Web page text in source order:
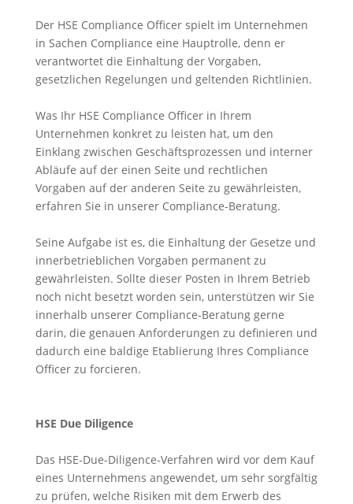
Der HSE Compliance Officer spielt im Unternehmen
in Sachen Compliance eine Hauptrolle, denn er
verantwortet die Einhaltung der Vorgaben,
gesetzlichen Regelungen und geltenden Richtlinien.
Was Ihr HSE Compliance Officer in Ihrem
Unternehmen konkret zu leisten hat, um den
Einklang zwischen Geschäftsprozessen und interner
Abläufe auf der einen Seite und rechtlichen
Vorgaben auf der anderen Seite zu gewährleisten,
erfahren Sie in unserer Compliance-Beratung.
Seine Aufgabe ist es, die Einhaltung der Gesetze und
innerbetrieblichen Vorgaben permanent zu
gewährleisten. Sollte dieser Posten in Ihrem Betrieb
noch nicht besetzt worden sein, unterstützen wir Sie
innerhalb unserer Compliance-Beratung gerne
darin, die genauen Anforderungen zu definieren und
dadurch eine baldige Etablierung Ihres Compliance
Officer zu forcieren.
HSE Due Diligence
Das HSE-Due-Diligence-Verfahren wird vor dem Kauf
eines Unternehmens angewendet, um sehr sorgfältig
zu prüfen, welche Risiken mit dem Erwerb des